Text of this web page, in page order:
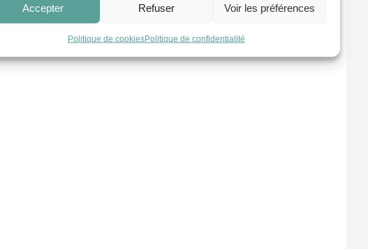
Accepter Refuser Voir les préférences
Politique de cookiesPolitique de confidentialité